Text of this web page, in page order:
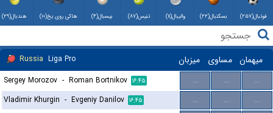
فوتبال(۲۵۷) بسکتبال(۲۲) والیبال(۱۱) تنیس(۸۷) بیسبال(۴) هاکی روی یخ(۱۰) هندبال(۲۹)
Russia Liga Pro میزبان مساوی میهمان
Sergey Morozov - Roman Bortnikov ۱۶:۴۵ ... ...
...
Vladimir Khurgin - Evgeniy Danilov ۱۶:۴۵ ... ...
...